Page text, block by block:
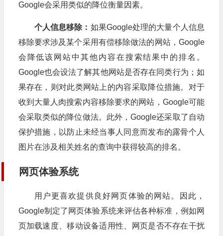
Google会采用类似的降位衡量因素。
个人信息移除： 如果Google处理的大量个人信息
移除要求涉及某个采用有偿移除做法的网站，Google
会降低该网站中其他内容在搜索结果中的排名。
Google也会设法了解其他网站是否存在同类行为；如
果存在，则对此类网站上的内容采取降位措施。对于
收到大量人肉搜索内容移除要求的网站，Google可能
会采取类似的降位做法。此外，Google还采取了自动
保护措施，以防止未经当事人同意而发布的露骨个人
图片在涉及相关姓名的查询中获得较高的排名。
网页体验系统
用户更喜欢提供良好网页体验的网站。因此，
Google制定了网页体验系统来评估各种标准，例如网
页加载速度、移动设备适用性、网页是否不存在干扰